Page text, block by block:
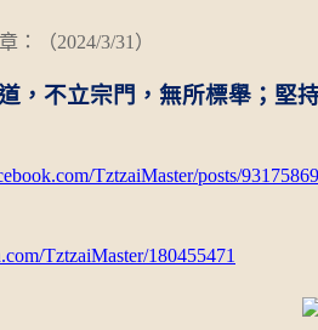
： （2024/3/31 ）
，不立宗門，無所標舉；堅
TztzaiMaster/posts/
TztzaiMaster/180455471